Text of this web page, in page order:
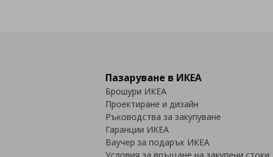
Пазаруване в ИКЕА
Брошури ИКЕА
Проектиране и дизайн
Ръководства за закупуване
Гаранции ИКЕА
Ваучер за подарък ИКЕА